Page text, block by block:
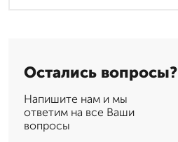
Остались вопросы?
Напишите нам и мы
ответим на все Ваши
вопросы